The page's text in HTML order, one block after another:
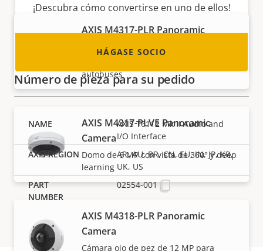
AXIS M4317-PLR Panoramic
Camera
autobuses
AXIS M4317-PLVE Panoramic
Camera
Domo de 6 MP con vista de 360° y deep
learning
AXIS M4318-PLR Panoramic
Camera
Cámara ojo de pez de 12 MP para
¡Descubra cómo convertirse en uno de ellos!
HÁGASE SOCIO
Número de pieza para su pedido
AXIS T6112 Mk II Audio and
I/O Interface
AR, AU, BR, CN, EU, IN, JP, KR,
UK, US
02554-001